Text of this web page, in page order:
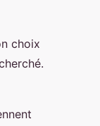
choix